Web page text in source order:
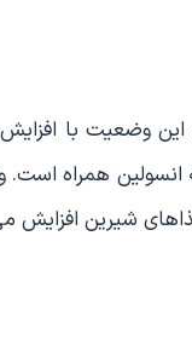
وضعیت با
انسولین همراه
شیرین افزایش